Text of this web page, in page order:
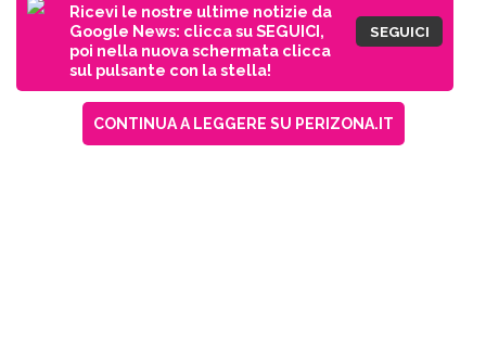
Ricevi le nostre ultime notizie da
Google News: clicca su SEGUICI,
poi nella nuova schermata clicca
sul pulsante con la stella!
SEGUICI
CONTINUA A LEGGERE SU PERIZONA.IT